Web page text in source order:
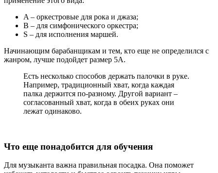
A – оркестровые для рока и джаза;
B – для симфонического оркестра;
S – для исполнения маршей.
Начинающим барабанщикам и тем, кто еще не определился с
жанром, лучше подойдет размер 5A.
Есть несколько способов держать палочки в руке.
Например, традиционный хват, когда каждая
палка держится по-разному. Другой вариант –
согласованный хват, когда в обеих руках они
лежат одинаково.
Что еще понадобится для обучения
Для музыканта важна правильная посадка. Она поможет